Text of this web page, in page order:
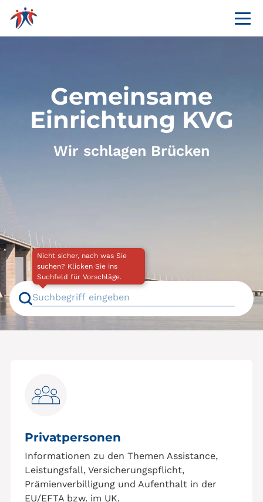
Menü
Gemeinsame
Einrichtung KVG
Wir schlagen Brücken
Vorübergehender Aufenthalt Schweiz
Behandlung Schweiz
Privatpersonen
Informationen zu den Themen Assistance,
Leistungsfall, Versicherungspflicht,
Prämienverbilligung und Aufenthalt in der
EU/EFTA bzw. im UK.